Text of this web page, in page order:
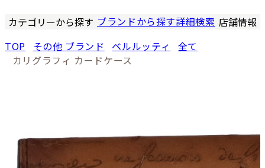
カテゴリーから探す
バッグ
小物
ブランドから探す詳細検索 店舗情報
TOP その他 ブランド ベルルッティ
全て
カリグラフィ カードケース